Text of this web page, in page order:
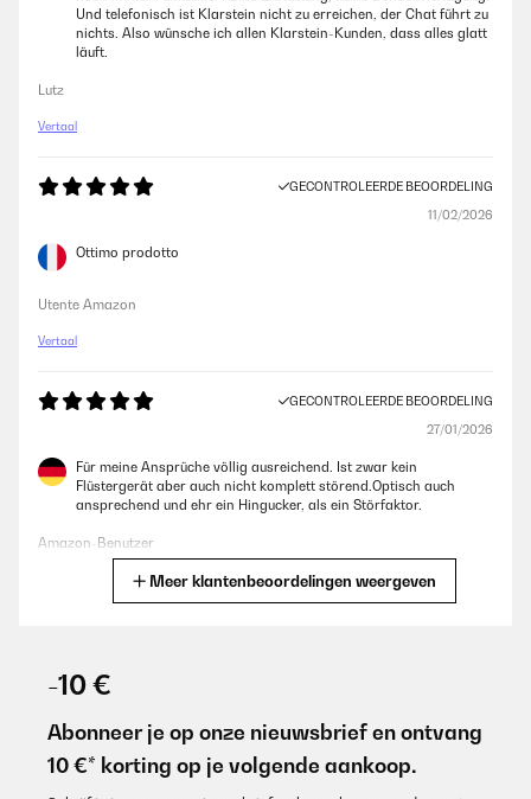
Und telefonisch ist Klarstein nicht zu erreichen, der Chat führt zu
nichts. Also wünsche ich allen Klarstein-Kunden, dass alles glatt
läuft.
Lutz
Vertaal
GECONTROLEERDE BEOORDELING
11/02/2026
Ottimo prodotto
Utente Amazon
Vertaal
GECONTROLEERDE BEOORDELING
27/01/2026
Für meine Ansprüche völlig ausreichend. Ist zwar kein
Flüstergerät aber auch nicht komplett störend.Optisch auch
ansprechend und ehr ein Hingucker, als ein Störfaktor.
Amazon-Benutzer
niente anche se entrano qualcosa meno. Cmq al rivenditore
voglio dare 5 stelle per un semplice motivo mi è arrivata con una
marcatura abbastanza profonda ma mi hanno dato 2 possibilità
sia quella di fare il reso oh un rimborso parziale per tenerla. Io
Meer klantenbeoordelingen weergeven
-10 €
Abonneer je op onze nieuwsbrief en ontvang
10 €* korting op je volgende aankoop.